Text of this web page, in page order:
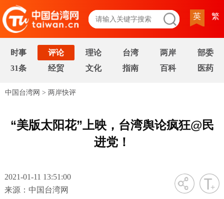
英 繁
时事 评论 理论 台湾 两岸
部委
31条
经贸 文化 指南 百科 医药
中国台湾网 > 两岸快评
“美版太阳花”上映，台湾舆论疯狂@民
进党！
2021-01-11 13:51:00
来源：中国台湾网
字号